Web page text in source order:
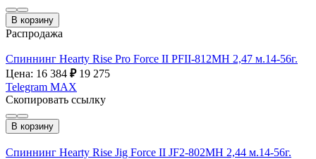
В корзину
Распродажа
Спиннинг Hearty Rise Pro Force II PFII-812MH 2,47 м.14-56г.
Цена: 16 384 ₽ 19 275
Telegram MAX
Скопировать ссылку
В корзину
Спиннинг Hearty Rise Jig Force II JF2-802MH 2,44 м.14-56г.